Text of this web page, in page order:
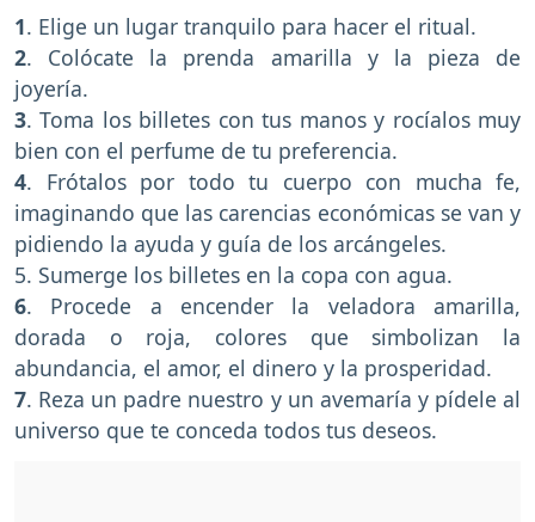
1. Elige un lugar tranquilo para hacer el ritual.
2. Colócate la prenda amarilla y la pieza de
joyería.
3. Toma los billetes con tus manos y rocíalos muy
bien con el perfume de tu preferencia.
4. Frótalos por todo tu cuerpo con mucha fe,
imaginando que las carencias económicas se van y
pidiendo la ayuda y guía de los arcángeles.
5. Sumerge los billetes en la copa con agua.
6. Procede a encender la veladora amarilla,
dorada o roja, colores que simbolizan la
abundancia, el amor, el dinero y la prosperidad.
7. Reza un padre nuestro y un avemaría y pídele al
universo que te conceda todos tus deseos.